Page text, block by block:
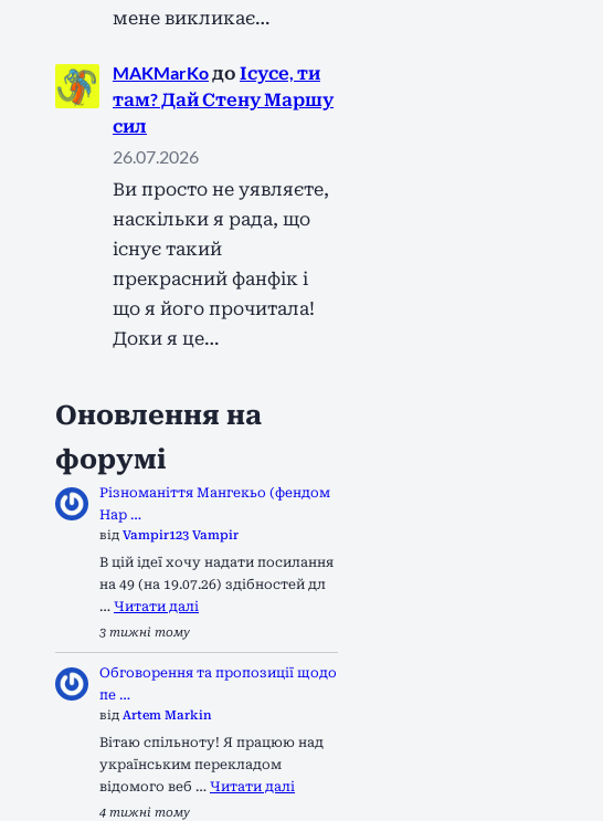
мене викликає…
MAKMarKoдо Ісусе, ти
там? Дай Стену Маршу
сил
26.07.2026
Ви просто не уявляєте,
наскільки я рада, що
існує такий
прекрасний фанфік і
що я його прочитала!
Доки я це…
Оновлення на
форумі
Різноманіття Мангекьо (фендом
Нар …
від Vampir123 Vampir
В цій ідеї хочу надати посилання
на 49 (на 19.07.26) здібностей дл
… Читати далі
3 тижні тому
Обговорення та пропозиції щодо
пе …
від Artem Markin
Вітаю спільноту! Я працюю над
українським перекладом
відомого веб … Читати далі
4 тижні тому